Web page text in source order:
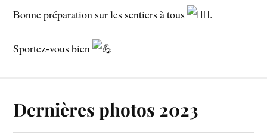
Bonne préparation sur les sentiers à tous .
Sportez-vous bien
Dernières photos 2023